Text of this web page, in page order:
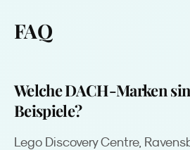
FAQ
Welche DACH-Marken
Beispiele?
Lego Discovery Centre,